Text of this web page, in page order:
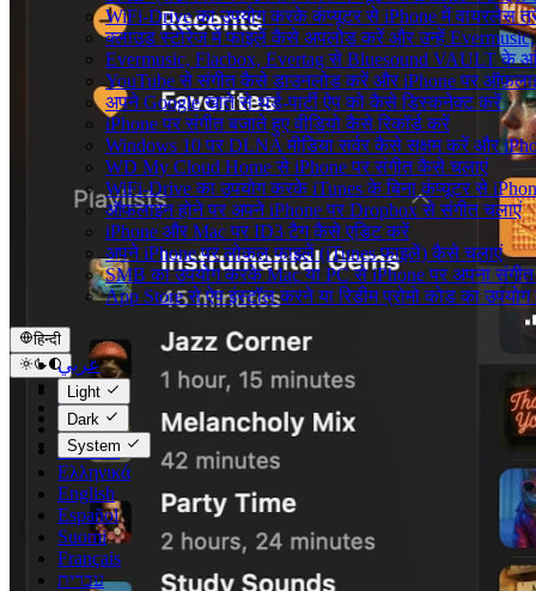
WiFi-Drive का उपयोग करके कंप्यूटर से iPhone में वायरलेस
क्लाउड स्टोरेज में फाइलें कैसे अपलोड करें और उन्हें
Evermusic, Flacbox, Evertag से Bluesound VAULT के
YouTube से संगीत कैसे डाउनलोड करें और iPhone पर
अपने Google खाते से थर्ड-पार्टी ऐप को कैसे डिस्कनेक्ट करें
iPhone पर संगीत बजाते हुए वीडियो कैसे रिकॉर्ड करें
Windows 10 पर DLNA मीडिया सर्वर कैसे सक्षम करें और
WD My Cloud Home से iPhone पर संगीत कैसे चलाएं
WiFi-Drive का उपयोग करके iTunes के बिना कंप्यूटर से
ऑफलाइन होने पर अपने iPhone पर Dropbox से संगीत चलाएं
iPhone और Mac पर ID3 टैग कैसे एडिट करें
अपने iPhone पर लोकल फाइलें (iTunes फाइलें) कैसे चलाएं
SMB का उपयोग करके Mac या PC से iPhone पर अपना
App Store से ऐप इंस्टॉल करने या रिडीम प्रोमो कोड का
हिन्दी
عربي
Català
Čeština
Dansk
Deutsch
Ελληνικά
English
Español
Suomi
Français
עברית
Light
Dark
System